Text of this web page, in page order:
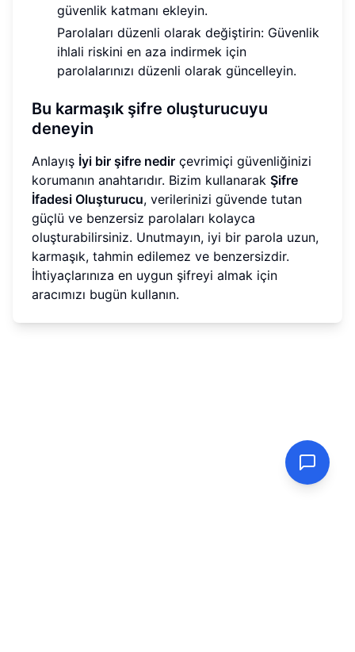
güvenlik katmanı ekleyin.
Parolaları düzenli olarak değiştirin: Güvenlik
ihlali riskini en aza indirmek için
parolalarınızı düzenli olarak güncelleyin.
Bu karmaşık şifre oluşturucuyu
deneyin
Anlayış İyi bir şifre nedir çevrimiçi güvenliğinizi
korumanın anahtarıdır. Bizim kullanarak Şifre
İfadesi Oluşturucu, verilerinizi güvende tutan
güçlü ve benzersiz parolaları kolayca
oluşturabilirsiniz. Unutmayın, iyi bir parola uzun,
karmaşık, tahmin edilemez ve benzersizdir.
İhtiyaçlarınıza en uygun şifreyi almak için
aracımızı bugün kullanın.